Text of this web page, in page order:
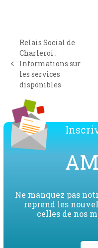
previous
post:
Relais Social de
Charleroi :
Informations sur
les services
disponibles
Ne manquez pas
reprend les
celles de nos